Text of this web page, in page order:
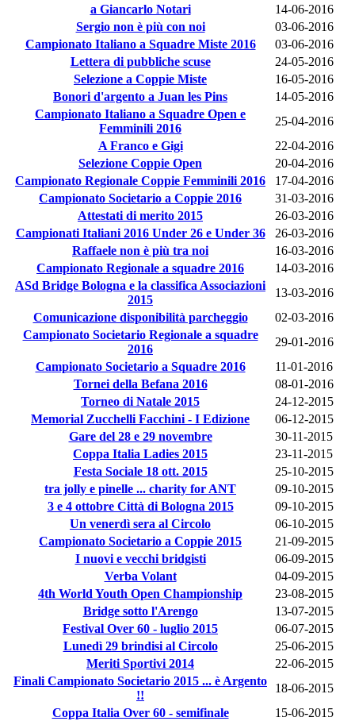
a Giancarlo Notari
14-06-2016
Sergio non è più con noi
03-06-2016
Campionato Italiano a Squadre Miste 2016
03-06-2016
Lettera di pubbliche scuse
24-05-2016
Selezione a Coppie Miste
16-05-2016
Bonori d'argento a Juan les Pins
14-05-2016
Campionato Italiano a Squadre Open e
Femminili 2016
25-04-2016
A Franco e Gigi
22-04-2016
Selezione Coppie Open
20-04-2016
Campionato Regionale Coppie Femminili 2016
17-04-2016
Campionato Societario a Coppie 2016
31-03-2016
Attestati di merito 2015
26-03-2016
Campionati Italiani 2016 Under 26 e Under 36
26-03-2016
Raffaele non è più tra noi
16-03-2016
Campionato Regionale a squadre 2016
14-03-2016
ASd Bridge Bologna e la classifica Associazioni
2015
13-03-2016
Comunicazione disponibilità parcheggio
02-03-2016
Campionato Societario Regionale a squadre
2016
29-01-2016
Campionato Societario a Squadre 2016
11-01-2016
Tornei della Befana 2016
08-01-2016
Torneo di Natale 2015
24-12-2015
Memorial Zucchelli Facchini - I Edizione
06-12-2015
Gare del 28 e 29 novembre
30-11-2015
Coppa Italia Ladies 2015
23-11-2015
Festa Sociale 18 ott. 2015
25-10-2015
tra jolly e pinelle ... charity for ANT
09-10-2015
3 e 4 ottobre Città di Bologna 2015
09-10-2015
Un venerdì sera al Circolo
06-10-2015
Campionato Societario a Coppie 2015
21-09-2015
I nuovi e vecchi bridgisti
06-09-2015
Verba Volant
04-09-2015
4th World Youth Open Championship
23-08-2015
Bridge sotto l'Arengo
13-07-2015
Festival Over 60 - luglio 2015
06-07-2015
Lunedì 29 brindisi al Circolo
25-06-2015
Meriti Sportivi 2014
22-06-2015
Finali Campionato Societario 2015 ... è Argento
!!
18-06-2015
Coppa Italia Over 60 - semifinale
15-06-2015